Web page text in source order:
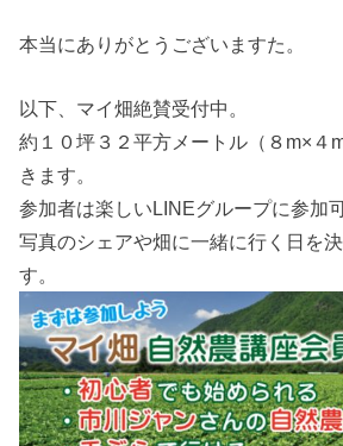
本当にありがとうございますた。
以下、マイ畑絶賛受付中。
約１０坪３２平方メートル（８m×４
きます。
参加者は楽しいLINEグループに参加可
写真のシェアや畑に一緒に行く日を
す。